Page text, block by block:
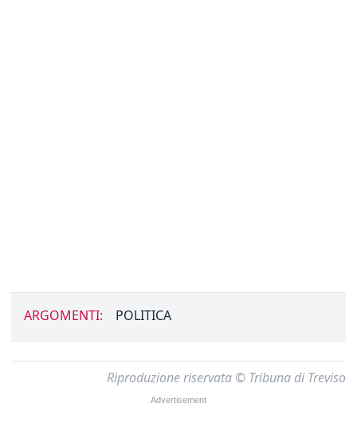
ARGOMENTI: POLITICA
Riproduzione riservata © Tribuna di Treviso